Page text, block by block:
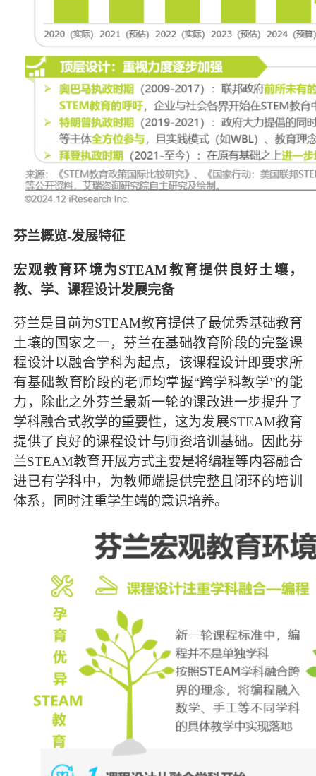
芬兰概览-发展特征
宏观教育环境为STEAM教育提供良好土壤，
教、学、课程设计发展完备
芬兰是目前为STEAM教育提供了最优秀基础教育
土壤的国家之一，芬兰在基础教育阶段的完整课
程设计以融合学科为起点，该课程设计即要求所
有基础教育阶段的老师均掌握“跨学科教学”的能
力，除此之外芬兰最新一轮的课改进一步提升了
学科融合式教学的重要性，这为发展STEAM教育
提供了良好的课程设计与师资培训基础。因此芬
兰STEAM教育开展方式主要是将编程等内容融合
进已有学科中，为教师端提供完整且闭环的培训
体系，同时注重学生端的意识培养。